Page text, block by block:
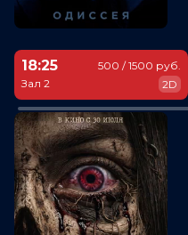
18:25
Зал 2
500 / 1500 руб.
2D